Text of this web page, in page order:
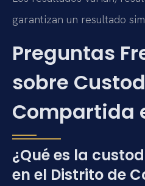
garantizan un resultado
Preguntas
sobre
Compartida
¿Qué es la
en el Distrito de